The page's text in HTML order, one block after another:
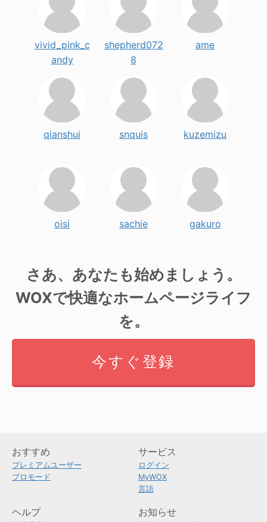
vivid_pink_c
andy
shepherd072
8
ame
qianshui snquis kuzemizu
oisi sachie gakuro
さあ、あなたも始めましょう。
WOXで快適なホームページライフ
を。
今すぐ登録
おすすめ
プレミアムユーザー
プロモード
サービス
ログイン
MyWOX
言語
ヘルプ お知らせ